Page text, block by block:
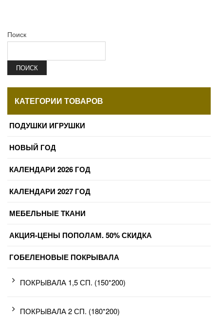
Поиск
ПОИСК
КАТЕГОРИИ ТОВАРОВ
ПОДУШКИ ИГРУШКИ
НОВЫЙ ГОД
КАЛЕНДАРИ 2026 ГОД
КАЛЕНДАРИ 2027 ГОД
МЕБЕЛЬНЫЕ ТКАНИ
АКЦИЯ-ЦЕНЫ ПОПОЛАМ. 50% СКИДКА
ГОБЕЛЕНОВЫЕ ПОКРЫВАЛА
ПОКРЫВАЛА 1,5 СП. (150*200)
ПОКРЫВАЛА 2 СП. (180*200)